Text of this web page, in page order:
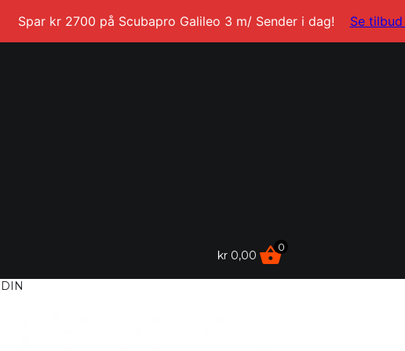
Spar kr 2700 på Scubapro Galileo 3 m/ Sender i dag! Se
kr 0,00
0